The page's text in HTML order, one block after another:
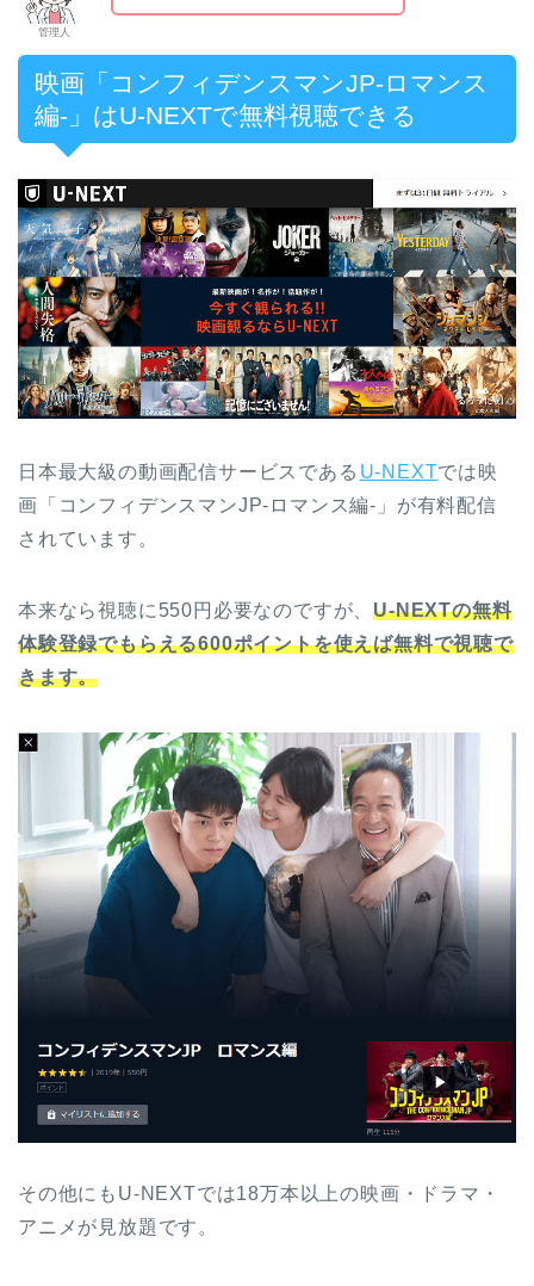
管理人
映画「コンフィデンスマンJP-ロマンス
編-」はU-NEXTで無料視聴できる
日本最大級の動画配信サービスである U-NEXTでは映
画「コンフィデンスマンJP-ロマンス編-」が有料配信
されています。
本来なら視聴に550円必要なのですが、U-NEXTの無料
体験登録でもらえる600ポイントを使えば無料で視聴で
きます。
その他にもU-NEXTでは18万本以上の映画・ドラマ・
アニメが見放題です。